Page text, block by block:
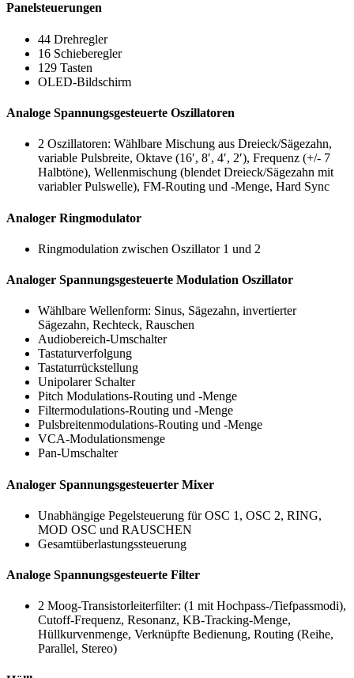
Panelsteuerungen
44 Drehregler
16 Schieberegler
129 Tasten
OLED-Bildschirm
Analoge Spannungsgesteuerte Oszillatoren
2 Oszillatoren: Wählbare Mischung aus Dreieck/Sägezahn,
variable Pulsbreite, Oktave (16′, 8′, 4′, 2′), Frequenz (+/- 7
Halbtöne), Wellenmischung (blendet Dreieck/Sägezahn mit
variabler Pulswelle), FM-Routing und -Menge, Hard Sync
Analoger Ringmodulator
Ringmodulation zwischen Oszillator 1 und 2
Analoger Spannungsgesteuerte Modulation Oszillator
Wählbare Wellenform: Sinus, Sägezahn, invertierter
Sägezahn, Rechteck, Rauschen
Audiobereich-Umschalter
Tastaturverfolgung
Tastaturrückstellung
Unipolarer Schalter
Pitch Modulations-Routing und -Menge
Filtermodulations-Routing und -Menge
Pulsbreitenmodulations-Routing und -Menge
VCA-Modulationsmenge
Pan-Umschalter
Analoger Spannungsgesteuerter Mixer
Unabhängige Pegelsteuerung für OSC 1, OSC 2, RING,
MOD OSC und RAUSCHEN
Gesamtüberlastungssteuerung
Analoge Spannungsgesteuerte Filter
2 Moog-Transistorleiterfilter: (1 mit Hochpass-/Tiefpassmodi),
Cutoff-Frequenz, Resonanz, KB-Tracking-Menge,
Hüllkurvenmenge, Verknüpfte Bedienung, Routing (Reihe,
Parallel, Stereo)